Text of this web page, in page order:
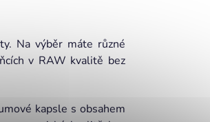
Na výběr máte různé
v RAW kvalitě bez
kapsle s obsahem